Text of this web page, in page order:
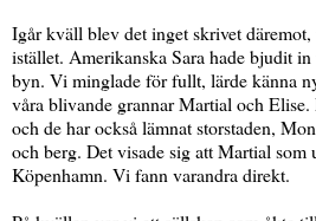
Igår kväll blev det inget skrivet
istället. Amerikanska Sara hade bjudit
byn. Vi minglade för fullt, lärde känna
våra blivande grannar Martial och
och de har också lämnat storstaden,
och berg. Det visade sig att Martial som
Köpenhamn. Vi fann varandra direkt.